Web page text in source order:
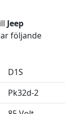
Jeep
följande
D1S
Pk32d-2